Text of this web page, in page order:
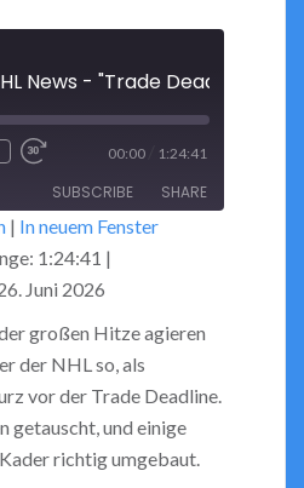
News - "Trade Deadline" im
Fast
Forward
30
seconds
00:00 1:24:41
SUBSCRIBE SHARE
| In neuem Fenster
1:24:41 |
Juni 2026
großen Hitze agieren
der NHL so, als
vor der Trade Deadline.
getauscht, und einige
richtig umgebaut.